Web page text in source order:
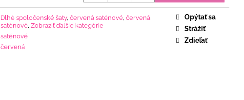
Dlhé spoločenské šaty, červená saténové červená
saténové Zobraziť ďalšie kategórie
saténové
červená
Opýtať sa
Strážiť
Zdieľať